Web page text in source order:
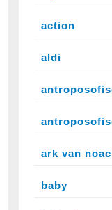
action
aldi
ark van
baby